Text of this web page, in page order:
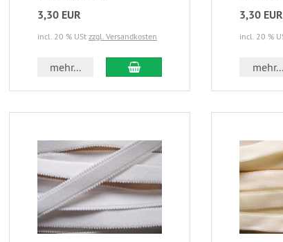
3,30 EUR
incl. 20 % USt zzgl. Versandkosten
mehr...
3,30 EUR
incl. 20 %
mehr...